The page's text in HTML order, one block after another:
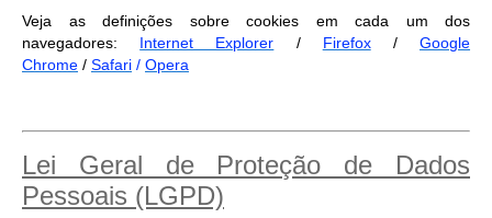
Veja as definições sobre cookies em cada um dos
navegadores: Internet Explorer / Firefox/Google
Chrome / Safari / Opera
Lei Geral de Proteção de Dados
Pessoais (LGPD)